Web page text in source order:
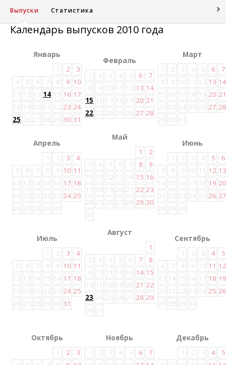
Выпуски Статистика
Календарь выпусков 2010 года
Январь
1
2
3
4
5 6 7 8 9 10
11 12 13 14 15 16 17
18 19 20 21 22 23 24
25 26 27 28 29 30 31
Февраль
1
2 3 4 5 6
7
8
9 10 11 12 13 14
15 16 17 18 19 20 21
22 23 24 25 26 27 28
Март
1
2 3 4 5 6
7
8
9 10 11 12 13 14
15 16 17 18 19 20 21
22 23 24 25 26 27 28
29 30 31
Апрель
1
2 3
4
5
6 7 8 9 10 11
12 13 14 15 16 17 18
19 20 21 22 23 24 25
26 27 28 29 30
Май
1
2
3
4 5 6 7 8
9
10 11 12 13 14 15 16
17 18 19 20 21 22 23
24 25 26 27 28 29 30
31
Июнь
1
2 3 4 5
6
7
8 9 10 11 12 13
14 15 16 17 18 19 20
21 22 23 24 25 26 27
28 29 30
Июль
1
2 3
4
5
6 7 8 9 10 11
12 13 14 15 16 17 18
19 20 21 22 23 24 25
26 27 28 29 30 31
Август
1
2
3 4 5 6 7
8
9 10 11 12 13 14 15
16 17 18 19 20 21 22
23 24 25 26 27 28 29
30 31
Сентябрь
1
2 3 4
5
6
7 8 9 10 11 12
13 14 15 16 17 18 19
20 21 22 23 24 25 26
27 28 29 30
Октябрь
1
2
3
Ноябрь
1
2 3 4 5 6
7
Декабрь
1
2 3 4
5